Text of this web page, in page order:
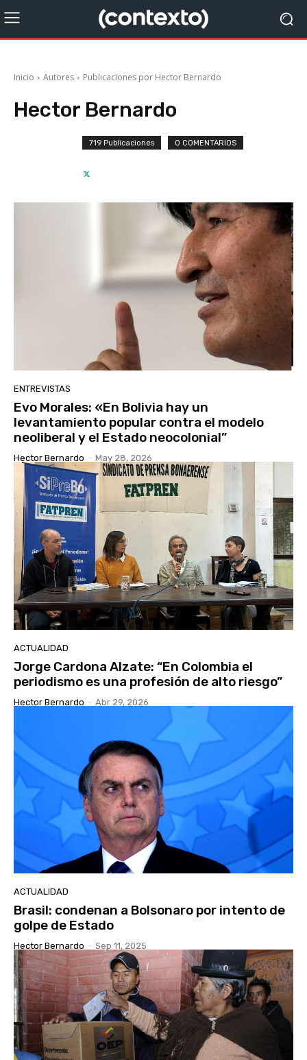
Inicio Autores Publicaciones por Hector Bernardo
Hector Bernardo
719 Publicaciones 0 COMENTARIOS
ENTREVISTAS
Evo Morales: «En Bolivia hay un
levantamiento popular contra el modelo
neoliberal y el Estado neocolonial”
Hector Bernardo - May 28, 2026
ACTUALIDAD
Jorge Cardona Alzate: “En Colombia el
periodismo es una profesión de alto riesgo”
Hector Bernardo - Abr 29, 2026
ACTUALIDAD
Brasil: condenan a Bolsonaro por intento de
golpe de Estado
Hector Bernardo - Sep 11, 2025